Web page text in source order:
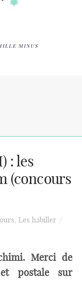
MINUS
: les
(concours
, Les habiller
Merci de
postale sur